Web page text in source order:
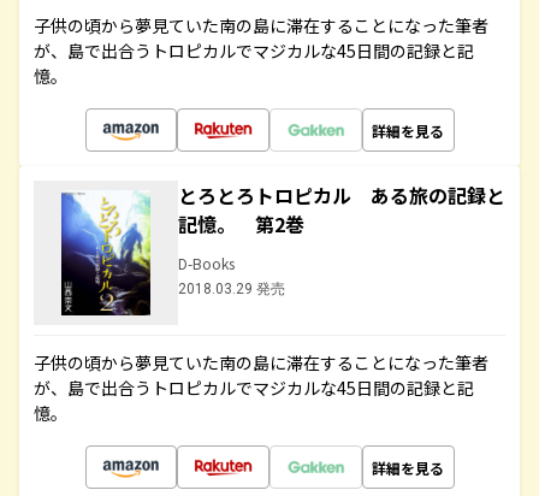
子供の頃から夢見ていた南の島に滞在することになった筆者
が、島で出合うトロピカルでマジカルな45日間の記録と記
憶。
詳細を見る
とろとろトロピカル ある旅の記録と
記憶。 第2巻
D-Books
2018.03.29 発売
子供の頃から夢見ていた南の島に滞在することになった筆者
が、島で出合うトロピカルでマジカルな45日間の記録と記
憶。
詳細を見る